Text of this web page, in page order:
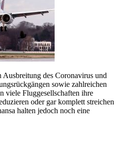
des Coronavirus und
sowie zahlreichen
viele Fluggesellschaften ihre
oder gar komplett streichen
halten jedoch noch eine